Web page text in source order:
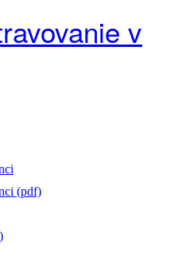
v
(pdf)